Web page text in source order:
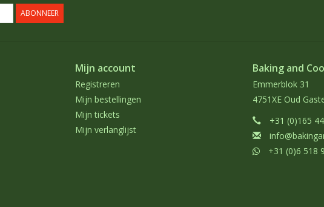
ABONNEER
Mijn account
Registreren
Mijn bestellingen
Mijn tickets
Mijn verlanglijst
Baking and
Emmerblok 31
4751XE Oud
+31 (0)165
+31 (0)6 518